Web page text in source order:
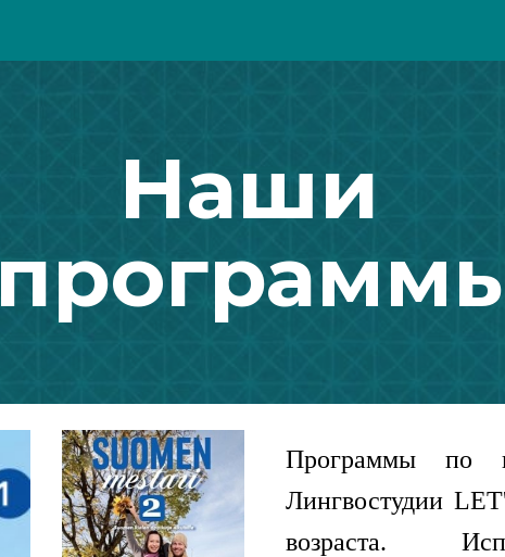
Наши
Программы по
Лингвостудии
возраста.